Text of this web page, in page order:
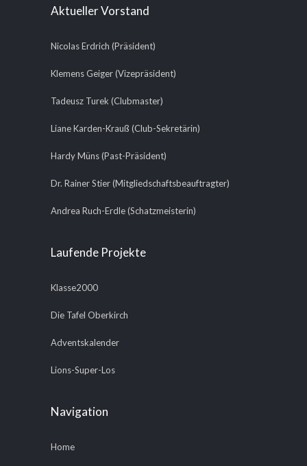
Aktueller Vorstand
Nicolas Erdrich (Präsident)
Klemens Geiger (Vizepräsident)
Tadeusz Turek (Clubmaster)
Liane Karden-Krauß (Club-Sekretärin)
Hardy Müns (Past-Präsident)
Dr. Rainer Stier (Mitgliedschaftsbeauftragter)
Andrea Ruch-Erdle (Schatzmeisterin)
Laufende Projekte
Klasse2000
Die Tafel Oberkirch
Adventskalender
Lions-Super-Los
Navigation
Home